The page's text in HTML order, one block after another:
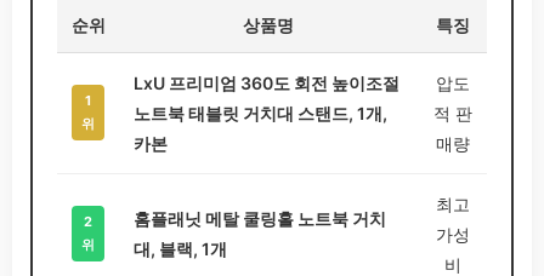
순위 상품명 특징
1
위
LxU 프리미엄 360도 회전 높이조절
노트북 태블릿 거치대 스탠드, 1개,
카본
압도
적 판
매량
2
위
홈플래닛 메탈 쿨링홀 노트북 거치
대, 블랙, 1개
최고
가성
비